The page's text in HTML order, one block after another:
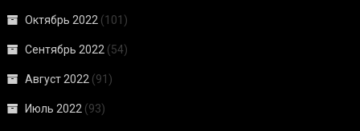
Октябрь 2022 (101)
Сентябрь 2022 (54)
Август 2022 (91)
Июль 2022 (93)